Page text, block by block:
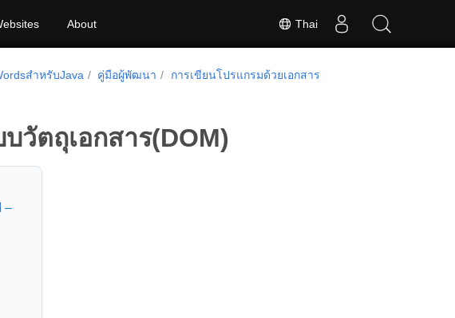
Thai
About
สำหรับJava คู่มือผู้พัฒนา
การเขียนโปรแกรมด้วยเอกสาร
วัตถุเอกสาร(DOM)
–